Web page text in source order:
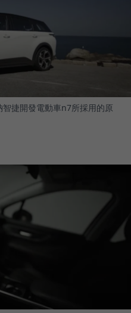
捷開發電動車n7所採用的原